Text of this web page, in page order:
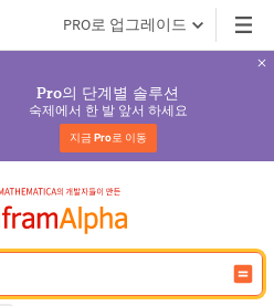
PRO로 업그레이드
Pro의 단계별 솔루션
숙제에서 한 발 앞서 하세요
지금 Pro로 이동